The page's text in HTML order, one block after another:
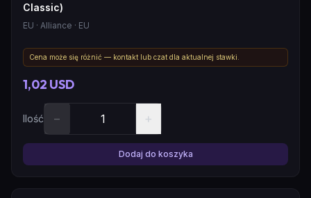
Classic)
EU · Alliance · EU
Cena może się różnić — kontakt lub czat dla aktualnej stawki.
1,02 USD
Ilość − +
Dodaj do koszyka